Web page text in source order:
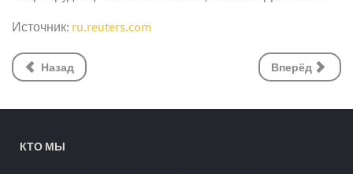
Источник: ru.reuters.com
Назад Вперёд
КТО МЫ